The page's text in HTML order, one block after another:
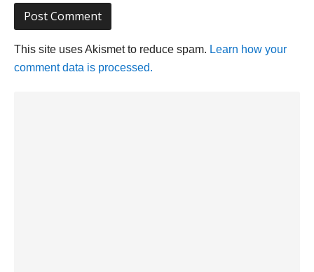
This site uses Akismet to reduce spam. Learn how your
comment data is processed.